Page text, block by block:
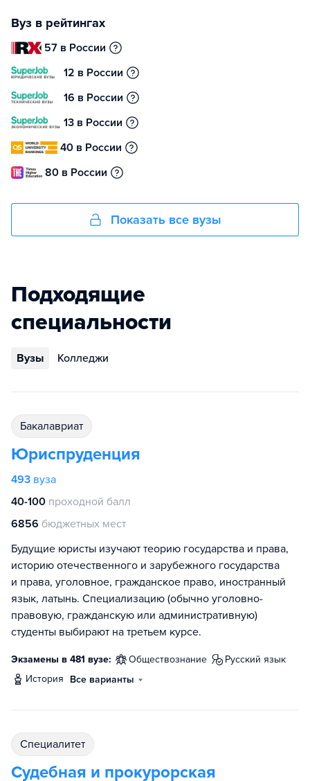
Вуз в рейтингах
57 в России
12 в России
16 в России
13 в России
40 в России
80 в России
Показать все вузы
Подходящие
специальности
Вузы Колледжи
бакалавриат
Юриспруденция
493 вуза
40-100 проходной балл
6856 бюджетных мест
Будущие юристы изучают теорию государства и права,
историю отечественного и зарубежного государства
и права, уголовное, гражданское право, иностранный
язык, латынь. Специализацию (обычно уголовно-
правовую, гражданскую или административную)
студенты выбирают на третьем курсе.
Экзамены в 481 вузе: обществознание
русский язык
история
Все варианты
специалитет
Судебная и прокурорская